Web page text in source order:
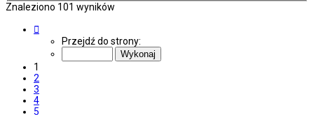
Znaleziono 101 wyników
Przejdź do strony:
1
2
3
4
5